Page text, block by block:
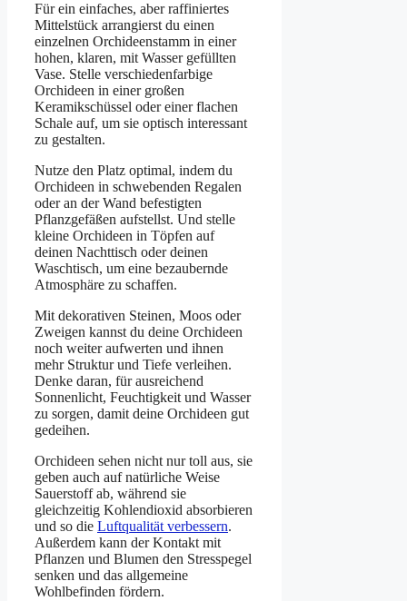
Für ein einfaches, aber raffiniertes
Mittelstück arrangierst du einen
einzelnen Orchideenstamm in einer
hohen, klaren, mit Wasser gefüllten
Vase. Stelle verschiedenfarbige
Orchideen in einer großen
Keramikschüssel oder einer flachen
Schale auf, um sie optisch interessant
zu gestalten.
Nutze den Platz optimal, indem du
Orchideen in schwebenden Regalen
oder an der Wand befestigten
Pflanzgefäßen aufstellst. Und stelle
kleine Orchideen in Töpfen auf
deinen Nachttisch oder deinen
Waschtisch, um eine bezaubernde
Atmosphäre zu schaffen.
Mit dekorativen Steinen, Moos oder
Zweigen kannst du deine Orchideen
noch weiter aufwerten und ihnen
mehr Struktur und Tiefe verleihen.
Denke daran, für ausreichend
Sonnenlicht, Feuchtigkeit und Wasser
zu sorgen, damit deine Orchideen gut
gedeihen.
Orchideen sehen nicht nur toll aus, sie
geben auch auf natürliche Weise
Sauerstoff ab, während sie
gleichzeitig Kohlendioxid absorbieren
und so die Luftqualität verbessern.
Außerdem kann der Kontakt mit
Pflanzen und Blumen den Stresspegel
senken und das allgemeine
Wohlbefinden fördern.